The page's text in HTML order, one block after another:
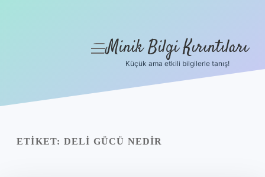
Yasal Uyarı
menüyü
Minik Bilgi Kırıntıları
Küçük ama etkili bilgilerle tanış!
ETIKET: DELI GÜCÜ NEDIR